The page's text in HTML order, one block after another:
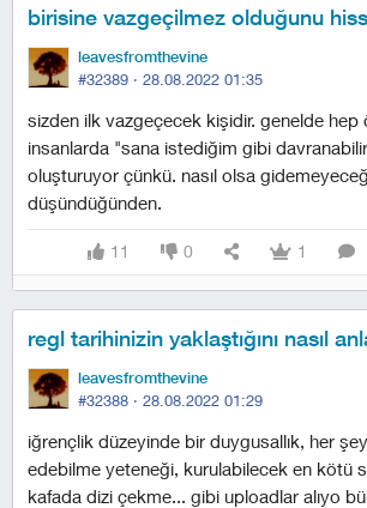
birisine vazgeçilmez olduğunu
leavesfromthevine
#32389 · 28.08.2022 01:35
sizden ilk vazgeçecek kişidir. genelde hep
i̇nsanlarda "sana istediğim gibi
oluşturuyor çünkü. nasıl olsa
düşündüğünden.
11 0 1
regl tarihinizin yaklaştığını nasıl
leavesfromthevine
#32388 · 28.08.2022 01:29
i̇ğrençlik düzeyinde bir duygusallık, her
edebilme yeteneği, kurulabilecek en kötü
kafada dizi çekme... gibi uploadlar alıyo